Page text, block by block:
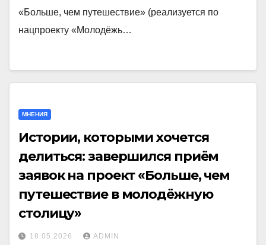
«Больше, чем путешествие» (реализуется по
нацпроекту «Молодёжь…
МНЕНИЯ
Истории, которыми хочется
делиться: завершился приём
заявок на проект «Больше, чем
путешествие в молодёжную
столицу»
18.05.2026 ADMIN